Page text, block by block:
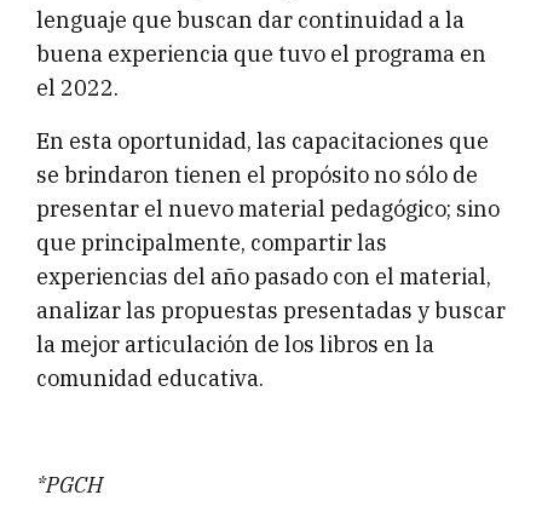
lenguaje que buscan dar continuidad a la
buena experiencia que tuvo el programa en
el 2022.
En esta oportunidad, las capacitaciones que
se brindaron tienen el propósito no sólo de
presentar el nuevo material pedagógico; sino
que principalmente, compartir las
experiencias del año pasado con el material,
analizar las propuestas presentadas y buscar
la mejor articulación de los libros en la
comunidad educativa.
*PGCH